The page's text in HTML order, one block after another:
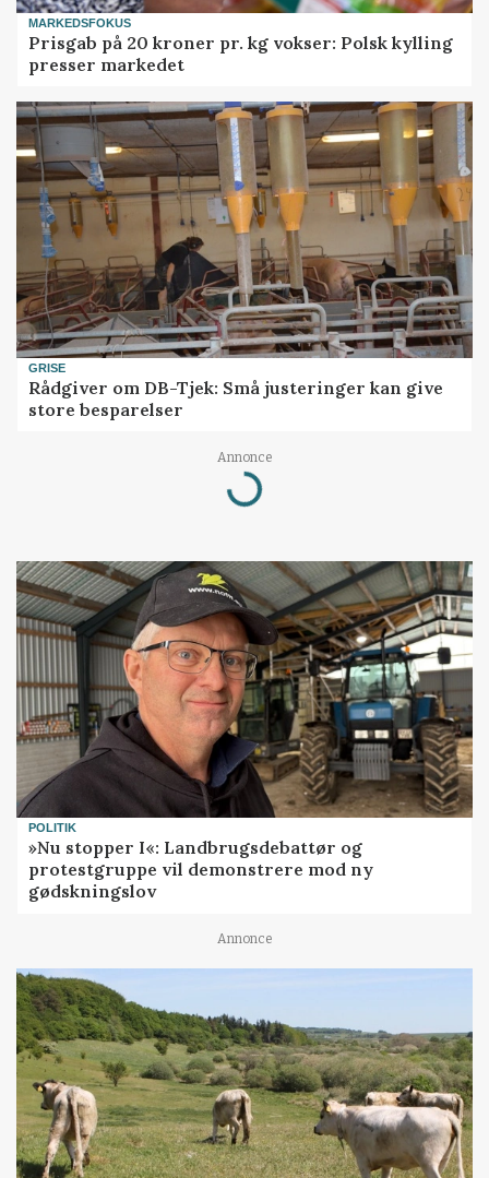
MARKEDSFOKUS
Prisgab på 20 kroner pr. kg vokser: Polsk kylling
presser markedet
GRISE
Rådgiver om DB-Tjek: Små justeringer kan give
store besparelser
Annonce
Loading...
POLITIK
»Nu stopper I«: Landbrugsdebattør og
protestgruppe vil demonstrere mod ny
gødskningslov
Annonce